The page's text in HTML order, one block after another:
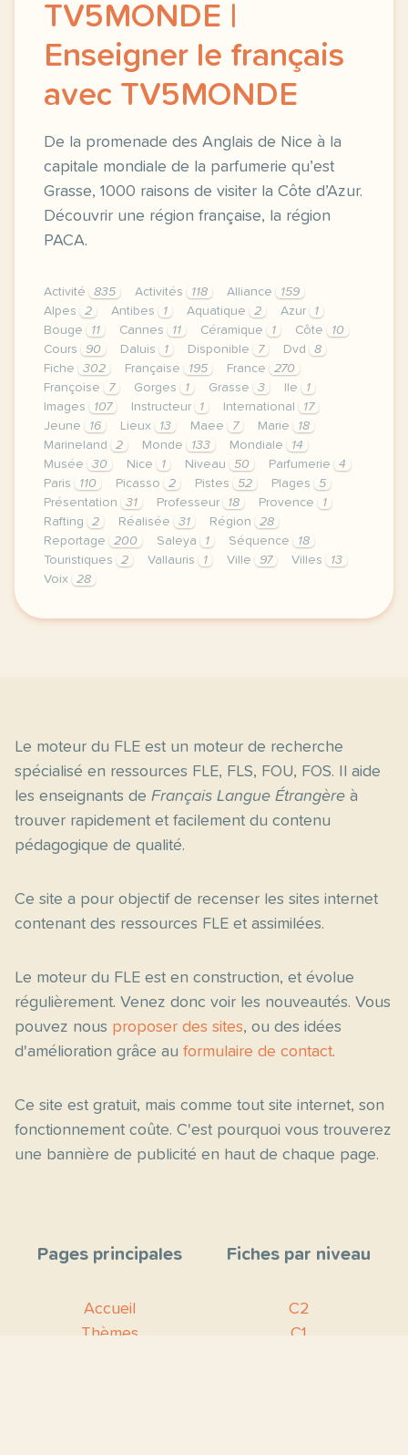
TV5MONDE |
Enseigner le français
avec TV5MONDE
De la promenade des Anglais de Nice à la
capitale mondiale de la parfumerie qu’est
Grasse, 1000 raisons de visiter la Côte d’Azur.
Découvrir une région française, la région
PACA.
Activité 835 Activités 118 Alliance
159
Alpes
2 Antibes 1 Aquatique 2 Azur
1
Bouge
11 Cannes 11 Céramique 1 Côte
10
Cours
90 Daluis 1 Disponible 7 Dvd
8
Fiche
302 Française 195 France
270
Françoise
7 Gorges 1 Grasse 3 Ile
1
Images
107 Instructeur 1 International
17
Jeune
16 Lieux 13 Maee 7 Marie
18
Marineland
2 Monde 133 Mondiale
14
Musée
30 Nice 1 Niveau 50 Parfumerie
4
Paris
110 Picasso 2 Pistes 52 Plages
5
Présentation
31 Professeur 18 Provence
1
Rafting
2 Réalisée 31 Région
28
Reportage
200 Saleya 1 Séquence
18
Touristiques
2 Vallauris 1 Ville 97 Villes
13
Voix
28
le respect de votre vie privee est une priorite
Le moteur du FLE est un moteur de recherche
spécialisé en ressources FLE, FLS, FOU, FOS. Il aide
les enseignants de Français Langue Étrangère à
trouver rapidement et facilement du contenu
pédagogique de qualité.
Ce site a pour objectif de recenser les sites internet
contenant des ressources FLE et assimilées.
Le moteur du FLE est en construction, et évolue
régulièrement. Venez donc voir les nouveautés. Vous
pouvez nous proposer des sites, ou des idées
d'amélioration grâce au formulaire de contact.
Ce site est gratuit, mais comme tout site internet, son
fonctionnement coûte. C'est pourquoi vous trouverez
une bannière de publicité en haut de chaque page.
Pages principales
Accueil
Thèmes
Fiches par niveau
C2
C1